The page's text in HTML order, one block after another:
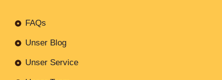
FAQs
Unser Blog
Unser Service